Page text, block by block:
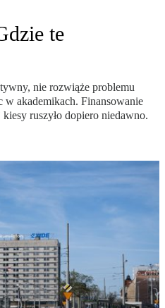
te
nie rozwiąże problemu
w akademikach. Finansowanie
ruszyło dopiero niedawno.